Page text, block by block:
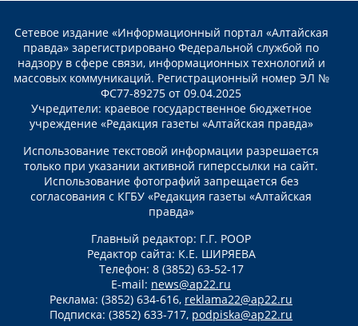
Сетевое издание «Информационный портал «Алтайская
правда» зарегистрировано Федеральной службой по
надзору в сфере связи, информационных технологий и
массовых коммуникаций. Регистрационный номер ЭЛ №
ФС77-89275 от 09.04.2025
Учредители: краевое государственное бюджетное
учреждение «Редакция газеты «Алтайская правда»
Использование текстовой информации разрешается
только при указании активной гиперссылки на сайт.
Использование фотографий запрещается без
согласования с КГБУ «Редакция газеты «Алтайская
правда»
Главный редактор: Г.Г. РООР
Редактор сайта: К.Е. ШИРЯЕВА
Телефон: 8 (3852) 63-52-17
E-mail: news@ap22.ru
Реклама: (3852) 634-616, reklama22@ap22.ru
Подписка: (3852) 633-717, podpiska@ap22.ru